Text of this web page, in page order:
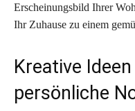
Erscheinungsbild Ihrer
Ihr Zuhause zu einem
Kreative
persönliche